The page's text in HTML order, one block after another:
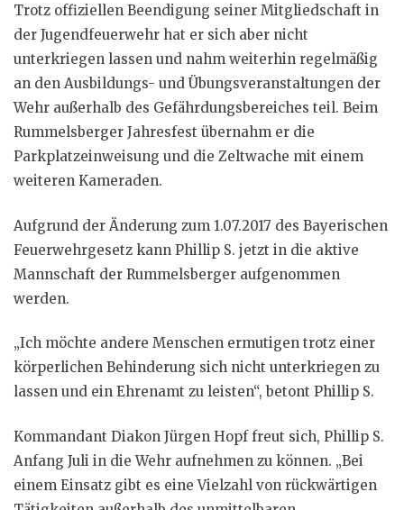
Trotz offiziellen Beendigung seiner Mitgliedschaft in
der Jugendfeuerwehr hat er sich aber nicht
unterkriegen lassen und nahm weiterhin regelmäßig
an den Ausbildungs- und Übungsveranstaltungen der
Wehr außerhalb des Gefährdungsbereiches teil. Beim
Rummelsberger Jahresfest übernahm er die
Parkplatzeinweisung und die Zeltwache mit einem
weiteren Kameraden.
Aufgrund der Änderung zum 1.07.2017 des Bayerischen
Feuerwehrgesetz kann Phillip S. jetzt in die aktive
Mannschaft der Rummelsberger aufgenommen
werden.
„Ich möchte andere Menschen ermutigen trotz einer
körperlichen Behinderung sich nicht unterkriegen zu
lassen und ein Ehrenamt zu leisten“, betont Phillip S.
Kommandant Diakon Jürgen Hopf freut sich, Phillip S.
Anfang Juli in die Wehr aufnehmen zu können. „Bei
einem Einsatz gibt es eine Vielzahl von rückwärtigen